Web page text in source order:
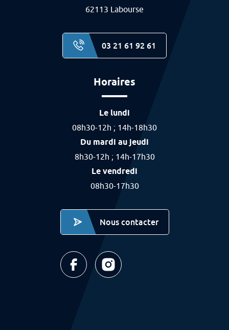
62113 Labourse
03 21 61 92 61
Horaires
Le lundi
08h30-12h ; 14h-18h30
Du mardi au jeudi
8h30-12h ; 14h-17h30
Le vendredi
08h30-17h30
Nous contacter
Ville de Labourse - Page facebook (nouvel
Ville de Labourse - page